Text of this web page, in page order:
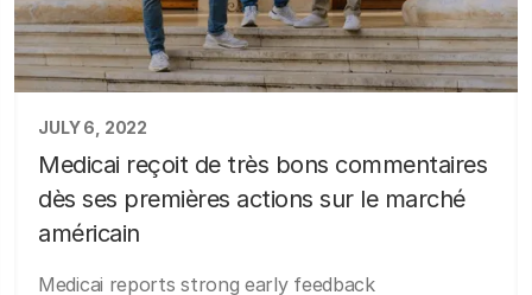
JULY 6, 2022
Medicai reçoit de très bons commentaires
dès ses premières actions sur le marché
américain
Medicai reports strong early feedback